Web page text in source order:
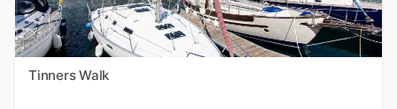
Tinners Walk